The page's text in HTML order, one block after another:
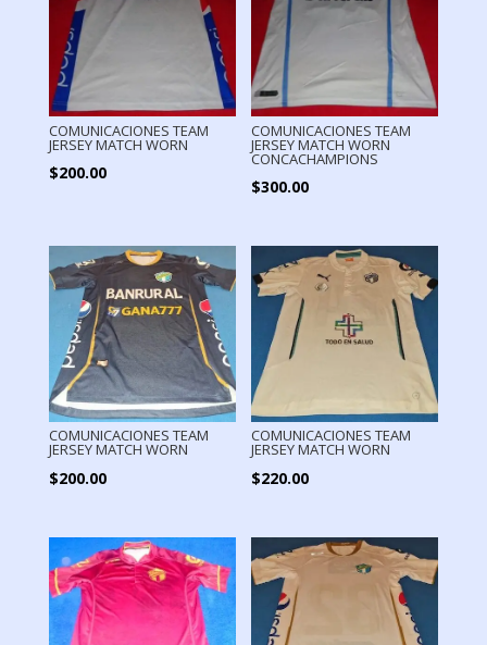
COMUNICACIONES TEAM
JERSEY MATCH WORN
$200.00
COMUNICACIONES TEAM
JERSEY MATCH WORN
CONCACHAMPIONS
$300.00
COMUNICACIONES TEAM
JERSEY MATCH WORN
$200.00
COMUNICACIONES TEAM
JERSEY MATCH WORN
$220.00